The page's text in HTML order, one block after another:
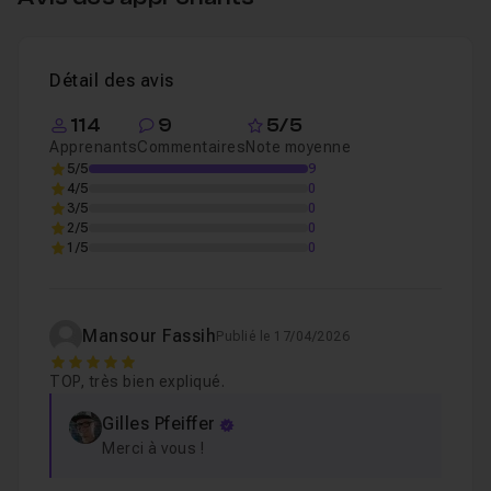
Détail des avis
114
Apprenants
9
Commentaires
5/5
Note moyenne
5/5
9
4/5
0
3/5
0
2/5
0
1/5
0
Mansour Fassih Publié le 17/04/2026
5
TOP, très bien expliqué.
Gilles Pfeiffer
Merci à vous !